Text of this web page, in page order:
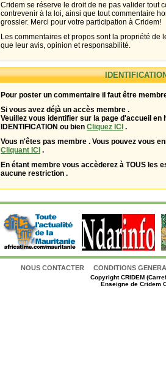
Cridem se réserve le droit de ne pas valider tout
contrevenir à la loi, ainsi que tout commentaire
grossier. Merci pour votre participation à Cridem!
Les commentaires et propos sont la propriété de
que leur avis, opinion et responsabilité.
Pour poster un commentaire il faut être
Si vous avez déjà un accès membre .
Veuillez vous identifier sur la page d'accueil en
IDENTIFICATION ou bien Cliquez ICI .
Vous n'êtes pas membre . Vous pouvez vous
Cliquant ICI .
En étant membre vous accèderez à TOUS les
aucune restriction .
NOUS CONTACTER CONDITIONS
CopyrightCRIDEM
Enseigne de Cridem